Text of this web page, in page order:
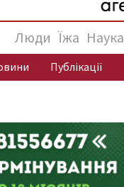
Люди Їжа Наука
Публікації